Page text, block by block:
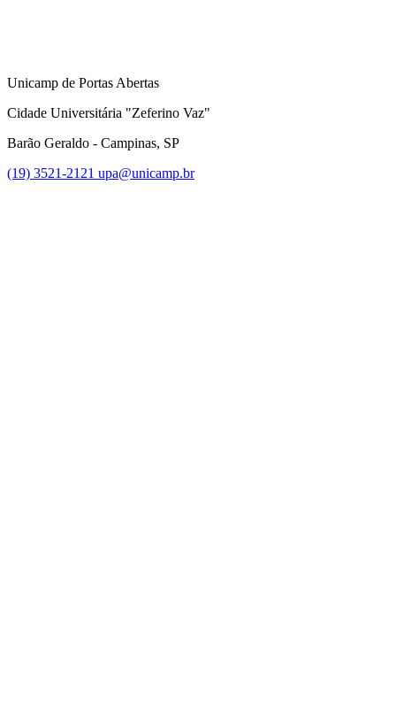
Unicamp de Portas Abertas
Cidade Universitária "Zeferino Vaz"
Barão Geraldo - Campinas, SP
(19) 3521-2121 upa@unicamp.br